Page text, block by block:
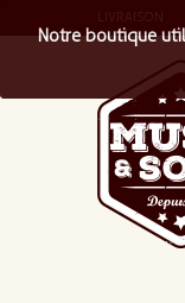
LIVRAISON
Notre boutique